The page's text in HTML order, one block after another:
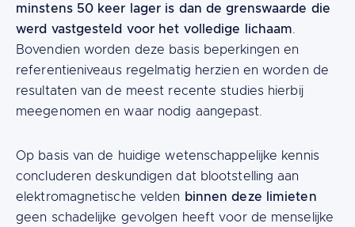
minstens 50 keer lager is dan de grenswaarde die
werd vastgesteld voor het volledige lichaam.
Bovendien worden deze basis beperkingen en
referentieniveaus regelmatig herzien en worden de
resultaten van de meest recente studies hierbij
meegenomen en waar nodig aangepast.
Op basis van de huidige wetenschappelijke kennis
concluderen deskundigen dat blootstelling aan
elektromagnetische velden binnen deze limieten
geen schadelijke gevolgen heeft voor de menselijke